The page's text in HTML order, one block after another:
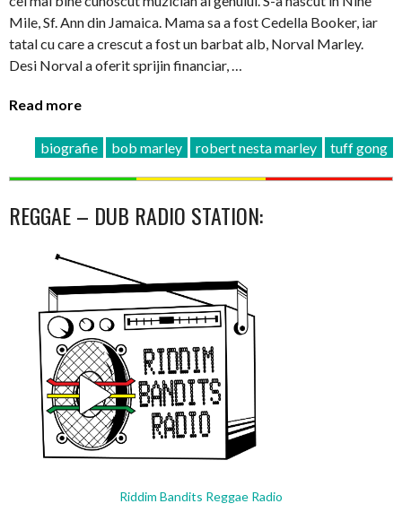
Mile, Sf. Ann din Jamaica. Mama sa a fost Cedella Booker, iar
tatal cu care a crescut a fost un barbat alb, Norval Marley.
Desi Norval a oferit sprijin financiar, …
Read more
biografie bob marley robert nesta marley tuff gong
REGGAE – DUB RADIO STATION:
Riddim Bandits Reggae Radio